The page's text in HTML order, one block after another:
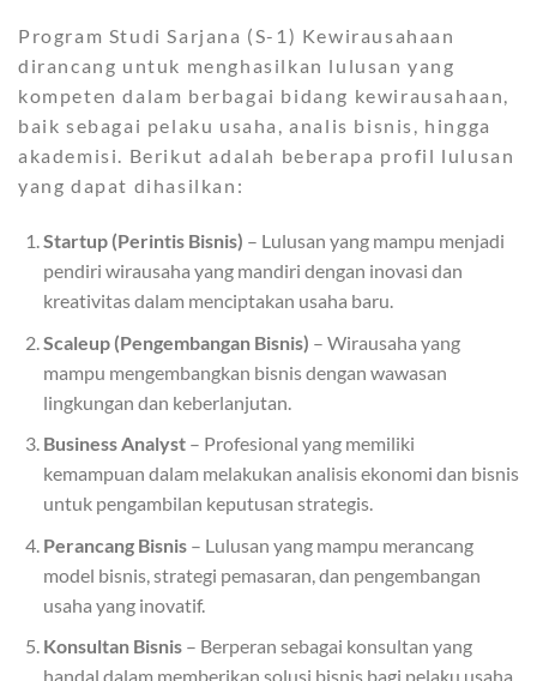
Program Studi Sarjana (S-1) Kewirausahaan
dirancang untuk menghasilkan lulusan yang
kompeten dalam berbagai bidang kewirausahaan,
baik sebagai pelaku usaha, analis bisnis, hingga
akademisi. Berikut adalah beberapa profil lulusan
yang dapat dihasilkan:
Startup (Perintis Bisnis) – Lulusan yang mampu menjadi
pendiri wirausaha yang mandiri dengan inovasi dan
kreativitas dalam menciptakan usaha baru.
Scaleup (Pengembangan Bisnis) – Wirausaha yang
mampu mengembangkan bisnis dengan wawasan
lingkungan dan keberlanjutan.
Business Analyst– Profesional yang memiliki
kemampuan dalam melakukan analisis ekonomi dan bisnis
untuk pengambilan keputusan strategis.
Perancang Bisnis– Lulusan yang mampu merancang
model bisnis, strategi pemasaran, dan pengembangan
usaha yang inovatif.
Konsultan Bisnis– Berperan sebagai konsultan yang
handal dalam memberikan solusi bisnis bagi pelaku usaha